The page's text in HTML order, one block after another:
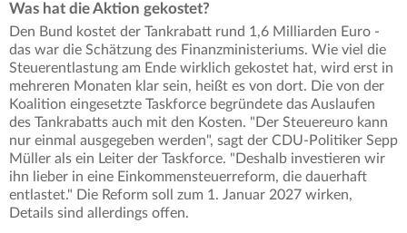
Was hat die Aktion gekostet?
Den Bund kostet der Tankrabatt rund 1,6 Milliarden Euro -
das war die Schätzung des Finanzministeriums. Wie viel die
Steuerentlastung am Ende wirklich gekostet hat, wird erst in
mehreren Monaten klar sein, heißt es von dort. Die von der
Koalition eingesetzte Taskforce begründete das Auslaufen
des Tankrabatts auch mit den Kosten. "Der Steuereuro kann
nur einmal ausgegeben werden", sagt der CDU-Politiker Sepp
Müller als ein Leiter der Taskforce. "Deshalb investieren wir
ihn lieber in eine Einkommensteuerreform, die dauerhaft
entlastet." Die Reform soll zum 1. Januar 2027 wirken,
Details sind allerdings offen.